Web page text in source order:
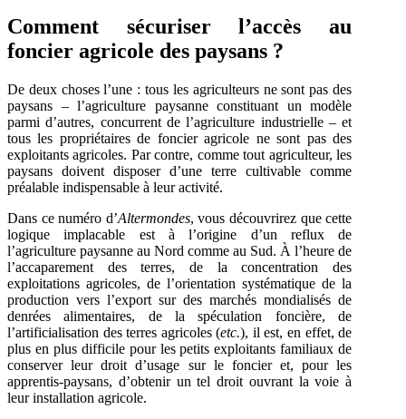
Comment sécuriser l’accès au
foncier agricole des paysans ?
De deux choses l’une : tous les agriculteurs ne sont pas des
paysans – l’agriculture paysanne constituant un modèle
parmi d’autres, concurrent de l’agriculture industrielle – et
tous les propriétaires de foncier agricole ne sont pas des
exploitants agricoles. Par contre, comme tout agriculteur, les
paysans doivent disposer d’une terre cultivable comme
préalable indispensable à leur activité.
Dans ce numéro d’Altermondes, vous découvrirez que cette
logique implacable est à l’origine d’un reflux de
l’agriculture paysanne au Nord comme au Sud. À l’heure de
l’accaparement des terres, de la concentration des
exploitations agricoles, de l’orientation systématique de la
production vers l’export sur des marchés mondialisés de
denrées alimentaires, de la spéculation foncière, de
l’artificialisation des terres agricoles (etc.), il est, en effet, de
plus en plus difficile pour les petits exploitants familiaux de
conserver leur droit d’usage sur le foncier et, pour les
apprentis-paysans, d’obtenir un tel droit ouvrant la voie à
leur installation agricole.